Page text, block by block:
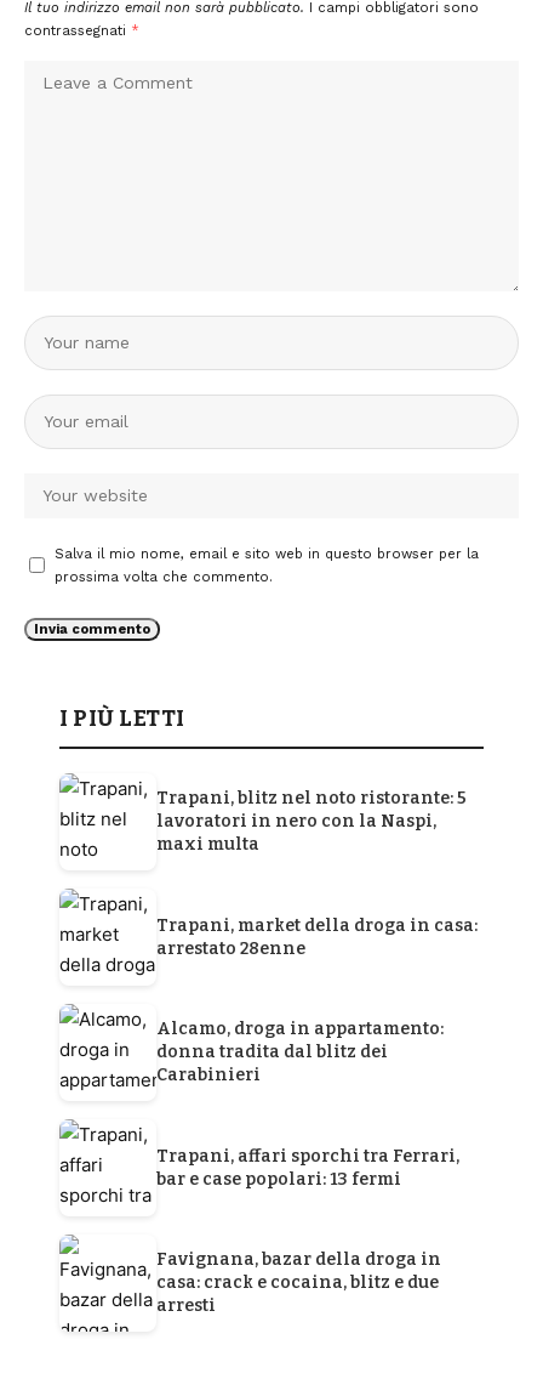
Il tuo indirizzo email non sarà pubblicato. I campi obbligatori sono
contrassegnati *
Salva il mio nome, email e sito web in questo browser per la
prossima volta che commento.
I PIÙ LETTI
Trapani, blitz nel noto ristorante: 5
lavoratori in nero con la Naspi,
maxi multa
Trapani, market della droga in casa:
arrestato 28enne
Alcamo, droga in appartamento:
donna tradita dal blitz dei
Carabinieri
Trapani, affari sporchi tra Ferrari,
bar e case popolari: 13 fermi
Favignana, bazar della droga in
casa: crack e cocaina, blitz e due
arresti